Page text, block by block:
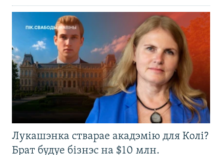
Лукашэнка стварае акадэмію для Колі?
Брат будуе бізнэс на $10 млн.